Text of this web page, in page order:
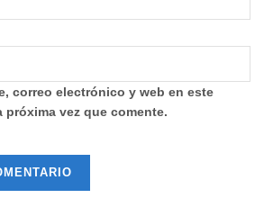
correo electrónico y web en este
próxima vez que comente.